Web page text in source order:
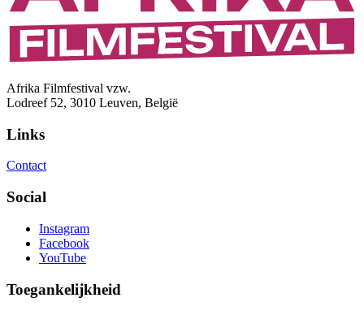
Afrika Filmfestival vzw.
Lodreef 52, 3010 Leuven, België
Links
Contact
Social
Instagram
Facebook
YouTube
Toegankelijkheid